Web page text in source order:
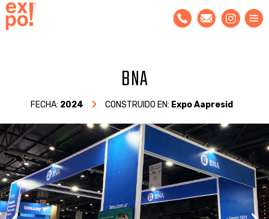
BNA
FECHA: 2024 CONSTRUIDO EN: Expo Aapresid